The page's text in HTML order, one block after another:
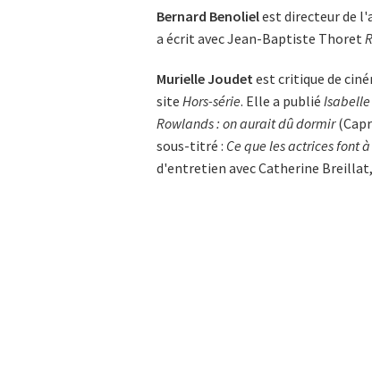
Bernard Benolielest directeur de
a écrit avec Jean-Baptiste Thoret
Murielle Joudetest critique de
site Hors-série. Elle a publié
Rowlands : on aurait dû dormir
sous-titré : Ce que les actrices font
d'entretien avec Catherine Breillat,